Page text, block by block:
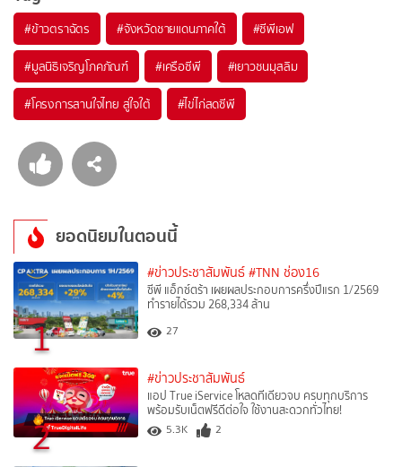
#ข้าวตราฉัตร #จังหวัดชายแดนภาคใต้ #ซีพีเอฟ
#มูลนิธิเจริญโภคภัณฑ์ #เครือซีพี #เยาวชนมุสลิม
#โครงการสานใจไทย สู่ใจใต้ #ไข่ไก่สดซีพี
ยอดนิยมในตอนนี้
1
#ข่าวประชาสัมพันธ์ #TNN ช่อง16
ซีพี แอ็กซ์ตร้า เผยผลประกอบการครึ่งปีแรก 1/2569
ทำรายได้รวม 268,334 ล้าน
27
2
#ข่าวประชาสัมพันธ์
แอป True iService โหลดทีเดียวจบ ครบทุกบริการ
พร้อมรับเน็ตฟรีดีต่อใจ ใช้งานสะดวกทั่วไทย!
5.3K 2